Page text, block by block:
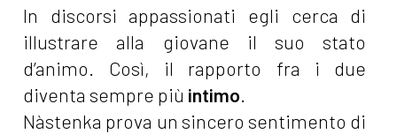
In discorsi appassionati egli cerca di
illustrare alla giovane il suo stato
d’animo. Così, il rapporto fra i due
diventa sempre più intimo.
Nàstenka prova un sincero sentimento di